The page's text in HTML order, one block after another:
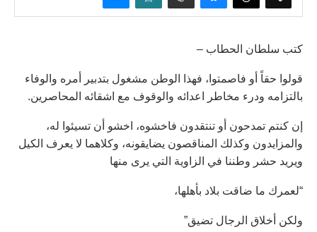
كتب سلطان الحطاب –
قولوا حقاً أو فاصمتوا، فهذا الوطن مشغول بتدبير أمره والوفاء
بالتزامه ودرء مخاطر اعدائه والوقوف مع اشقائه المحاصرين.
إن كنتم تمدحون أو تنتقدون فاخشوه، اخشو أن تسيئوا له،
والمزايدون وكذلك المناقصون يضايقونه، وكلاهما لا يعرف الكيل
ويريد حشر وطننا في الزاوية التي يرى منها
“لعمرك ما ضاقت بلاد بأهلها،
ولكن أخلاق الرجال تضيق”